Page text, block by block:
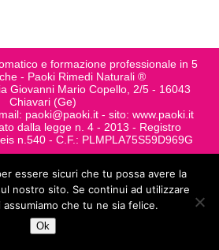
e formazione professionale in 5
- Paoki Rimedi Naturali ®
Giovanni Mario Copello, 2/5 - 16043
Chiavari (Ge)
paoki@paoki.it - sito: www.paoki.it
dalla legge n. 4 - 2013 - Registro
n.540 - C.F.: PLMPLA75S59D969G
essere sicuri che tu possa avere la
nostro sito. Se continui ad utilizzare
che tu ne sia felice.
Ok